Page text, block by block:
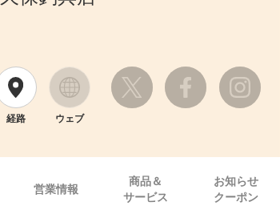
経路 ウェブ
営業情報
商品＆
サービス
お知らせ
クーポン